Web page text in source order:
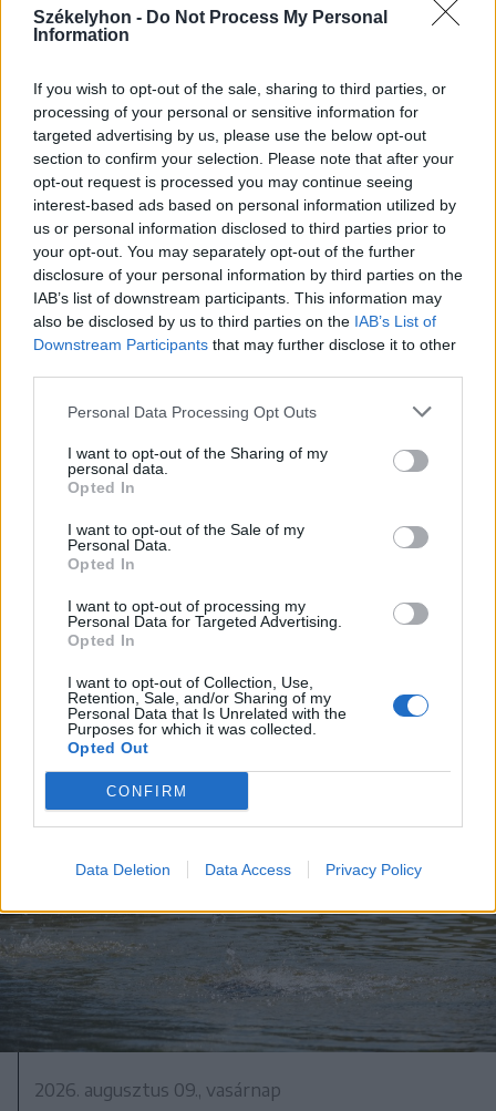
Székelyhon - Do Not Process My Personal
Information
If you wish to opt-out of the sale, sharing to third parties, or
processing of your personal or sensitive information for
targeted advertising by us, please use the below opt-out
section to confirm your selection. Please note that after your
opt-out request is processed you may continue seeing
interest-based ads based on personal information utilized by
us or personal information disclosed to third parties prior to
your opt-out. You may separately opt-out of the further
disclosure of your personal information by third parties on the
IAB’s list of downstream participants. This information may
also be disclosed by us to third parties on the IAB’s List of
Downstream Participants that may further disclose it to other
Personal Data Processing Opt Outs
I want to opt-out of the Sharing of my
personal data.
Opted In
I want to opt-out of the Sale of my
Personal Data.
Opted In
I want to opt-out of processing my
Personal Data for Targeted Advertising.
Opted In
I want to opt-out of Collection, Use,
Retention, Sale, and/or Sharing of my
Personal Data that Is Unrelated with the
Purposes for which it was collected.
Opted Out
CONFIRM
Data Deletion Data Access Privacy Policy
Fejszékkel támadtak a mentősökre
egy TikTokon terjedő álhír miatt –
2026. augusztus 09., vasárnap
Aratókalákával idézték fel a múltat
Csíkszentkirályon
2026. augusztus 09., vasárnap